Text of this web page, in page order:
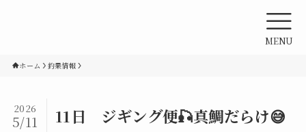
MENU
ホーム 釣果情報
11日 ジギング便🎣真鯛だらけ😅
2026
5/11